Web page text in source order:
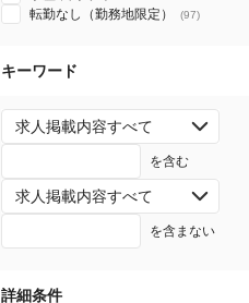
転勤なし（勤務地限定） (97)
キーワード
求人掲載内容すべて
を含む
求人掲載内容すべて
を含まない
詳細条件